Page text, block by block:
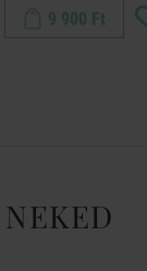
9 900 Ft